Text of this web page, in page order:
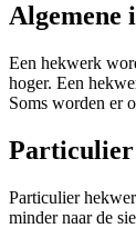
Algemene
Een hekwerk
hoger. Een
Soms worden er
Particulier
minder naar de